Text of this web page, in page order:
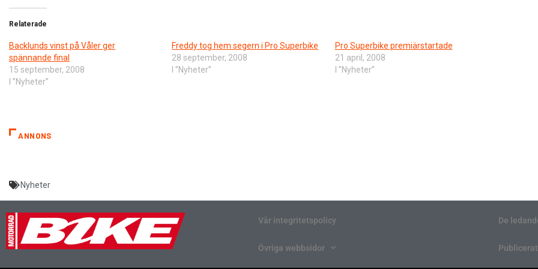
Relaterade
Backlunds vinst på Våler ger
spännande final
15 september, 2008
I ”Nyheter”
Freddy tog hem segern i Pro Superbike
28 september, 2008
I ”Nyheter”
Pro Superbike premiärstartade
21 april, 2008
I ”Nyheter”
ANNONS
Nyheter
Vår integritetspolicy
Övriga webbsidor
De
Publicerat